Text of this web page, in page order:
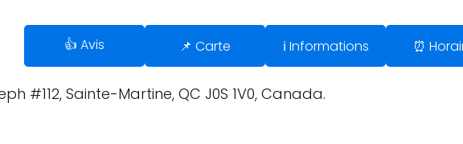
👍 Avis 📌 Carte ℹ️ Informations ⏰
#112, Sainte-Martine, QC J0S 1V0, Canada.